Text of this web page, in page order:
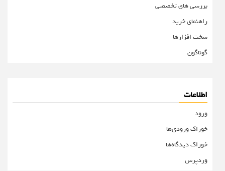
بررسی های تخصصی
راهنمای خرید
سخت افزارها
گوناگون
اطلاعات
ورود
خوراک ورودی‌ها
خوراک دیدگاه‌ها
وردپرس